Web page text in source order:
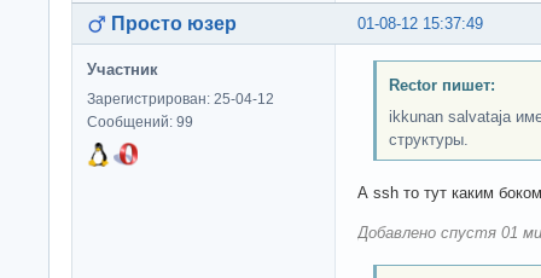
01-08-12 15:37:49
Просто юзер
Участник
Зарегистрирован: 25-04-12
Сообщений: 99
Rector пишет:
ikkunan salvataja
структуры.
А ssh то тут каким
Добавлено спустя 01